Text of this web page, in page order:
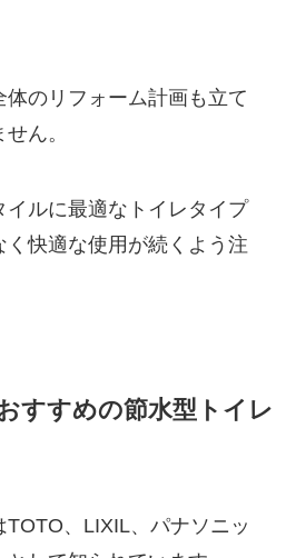
のリフォーム計画も立て
ん。
イルに最適なトイレタイプ
く快適な使用が続くよう注
すすめの節水型トイレ
、LIXIL、パナソニッ